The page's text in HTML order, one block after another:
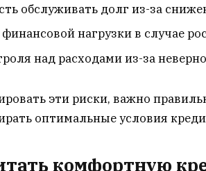
обслуживать долг из-за
нагрузки в случае
над расходами из-за
эти риски, важно
оптимальные условия
комфортную